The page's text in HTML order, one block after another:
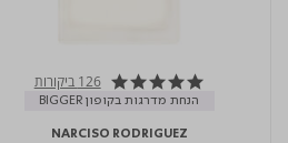
4.8 star rating 126 ביקורות
הנחת מדרגות בקופון BIGGER
NARCISO RODRIGUEZ